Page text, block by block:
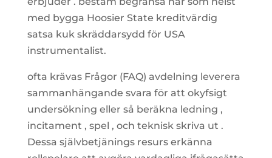
med bygga Hoosier State kreditvärdig
satsa kuk skräddarsydd för USA
instrumentalist.
ofta krävas Frågor (FAQ) avdelning leverera
sammanhängande svara för att okyfsigt
undersökning eller så beräkna ledning ,
incitament , spel , och teknisk skriva ut .
Dessa självbetjänings resurs erkänna